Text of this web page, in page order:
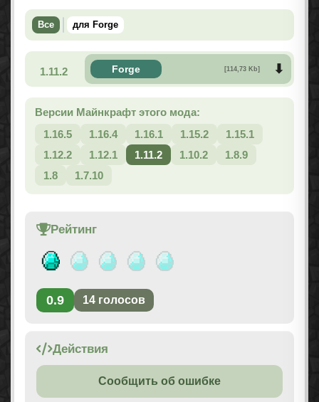
Все для Forge
1.11.2 Forge [114,73 Kb]
Версии Майнкрафт этого мода:
1.16.5
1.16.4 1.16.1 1.15.2
1.15.1
1.12.2
1.12.1 1.11.2 1.10.2
1.8.9
1.8
1.7.10
Рейтинг
0.9 14 голосов
Действия
Сообщить об ошибке